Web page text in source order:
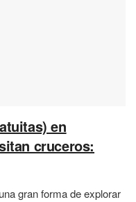
en
cruceros:
gran forma de explorar